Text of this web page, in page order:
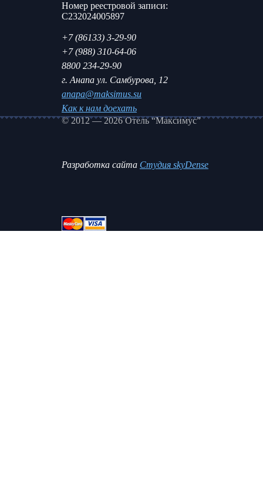
Номер реестровой записи:
С232024005897
+7 (86133) 3-29-90
+7 (988) 310-64-06
8800 234-29-90
г. Анапа ул. Самбурова, 12
anapa@maksimus.su
Как к нам доехать
© 2012 — 2026 Отель “Максимус”
Разработка сайта Студия skyDense